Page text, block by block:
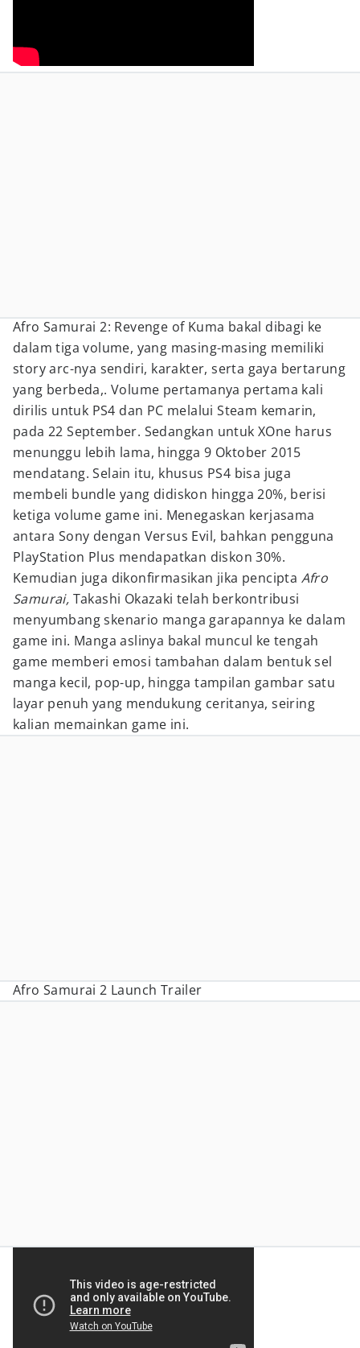
Afro Samurai 2: Revenge of Kuma bakal dibagi ke
dalam tiga volume, yang masing-masing memiliki
story arc-nya sendiri, karakter, serta gaya bertarung
yang berbeda,. Volume pertamanya pertama kali
dirilis untuk PS4 dan PC melalui Steam kemarin,
pada 22 September. Sedangkan untuk XOne harus
menunggu lebih lama, hingga 9 Oktober 2015
mendatang. Selain itu, khusus PS4 bisa juga
membeli bundle yang didiskon hingga 20%, berisi
ketiga volume game ini. Menegaskan kerjasama
antara Sony dengan Versus Evil, bahkan pengguna
PlayStation Plus mendapatkan diskon 30%.
Kemudian juga dikonfirmasikan jika pencipta Afro
Samurai, Takashi Okazaki telah berkontribusi
menyumbang skenario manga garapannya ke dalam
game ini. Manga aslinya bakal muncul ke tengah
game memberi emosi tambahan dalam bentuk sel
manga kecil, pop-up, hingga tampilan gambar satu
layar penuh yang mendukung ceritanya, seiring
kalian memainkan game ini.
Afro Samurai 2 Launch Trailer